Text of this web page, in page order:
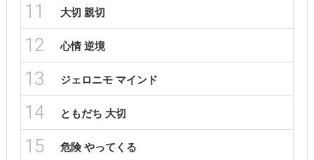
11 大切 親切
12 心情 逆境
13 ジェロニモ マインド
14 ともだち 大切
15 危険 やってくる